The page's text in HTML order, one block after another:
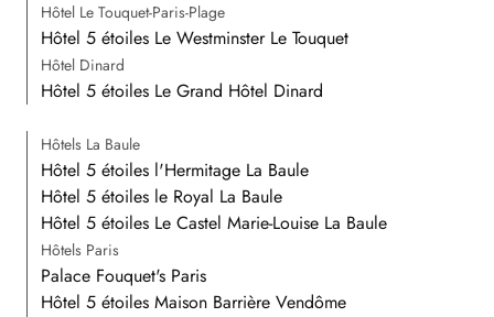
Hôtel Le Touquet-Paris-Plage
Hôtel 5 étoiles Le Westminster Le Touquet
Hôtel Dinard
Hôtel 5 étoiles Le Grand Hôtel Dinard
Hôtels La Baule
Hôtel 5 étoiles l'Hermitage La Baule
Hôtel 5 étoiles le Royal La Baule
Hôtel 5 étoiles Le Castel Marie-Louise La Baule
Hôtels Paris
Palace Fouquet's Paris
Hôtel 5 étoiles Maison Barrière Vendôme